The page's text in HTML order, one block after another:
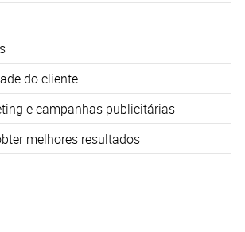
do cliente
e campanhas publicitárias
melhores resultados